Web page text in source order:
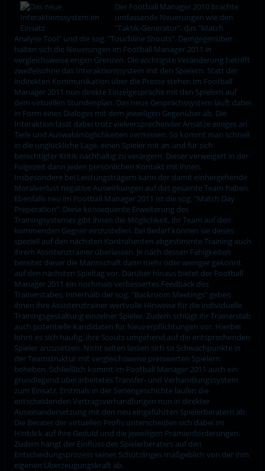
Der Football Manager 2010 brachte
umfassende Neuerungen wie den
"Taktik-Generator", das "Match
Analyse Tool" und die sog. "Touchline Shouts". Demgegenüber
halten sich die Neuerungen im Football Manager 2011 in
vergleichsweise engen Grenzen. Die wichtigste Veränderung betrifft
zweifelsohne das Interaktionssystem mit den Spielern. Statt der
indirekten Kommunikation über die Presse stehen im Football
Manager 2011 nun direkte Einzelgespräche mit den Spielern auf
dem virtuellen Stundenplan. Das neue Gesprächssystem läuft dabei
in Form eines Dialoges mit dem jeweiligen Gegenüber ab. Die
Interaktion lässt dabei trotz vielversprechender Ansätze einiges an
Tiefe und Auswahlmöglichkeiten vermissen. So kommt man schnell
in die unglückliche Lage, einen Spieler mit an und für sich
berechtigter Kritik nachhaltig zu verärgern. Dieser verweigert in der
Folgezeit dann jeden persönlichen Kontakt mit ihnen.
Insbesondere bei Leistungsträgern kann der damit einhergehende
Moralverlust negative Auswirkungen auf das gesamte Team haben.
Ebenfalls neu im Football Manager 2011 ist die sog. "Match Day
Preperation". Diese konsequente Erweiterung des
Trainingsystemes gibt ihnen die Möglichkeit, ihr Team auf den
kommenden Gegner einzustellen. Bei Bedarf können sie dieses
speziell auf den nächsten Kontrahenten abgestimmte Training auch
ihrem Assistenztrainer überlassen. Je nach dessen Fähigkeiten
bereitet dieser die Mannschaft dann mehr oder weniger gekonnt
auf den nächsten Spieltag vor. Darüber hinaus bietet der Football
Manager 2011 ein nochmals verbessertes Feedback des
Trainerstabes. Innerhalb der sog. "Backroom Meetings" geben
ihnen ihre Assistenztrainer wertvolle Hinweise für die individuelle
Trainingsgestaltung einzelner Spieler. Zudem schlägt ihr Trainerstab
auch potentielle Kandidaten für Neuverpflichtungen vor. Hierbei
lohnt es sich häufig, ihre Scouts umgehend auf die entsprechenden
Spieler anzusetzen. Nicht selten lassen sich so Schwachpunkte in
der Teamstruktur mit vergleichsweise preiswerten Spielern
beheben. Schließlich kommt im Football Manager 2011 auch ein
grundlegend überarbeitetes Transfer- und Verhandlungssystem
zum Einsatz. Erstmals in der Seriengeschichte laufen die
entscheidenden Vertragsverhandlungen nun in direkter
Auseinandersetzung mit den neu eingeführten Spielerberatern ab.
Die Berater der virtuellen Profis unterscheiden sich dabei im
Hinblick auf ihre Geduld und die jeweiligen Prämienforderungen.
Zudem hängt der Einfluss des Spielerberaters auf den
Entscheidungsprozess seines Schützlinges maßgeblich von der ihm
eigenen Überzeugungskraft ab.